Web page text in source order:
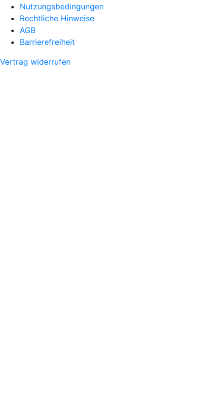
Nutzungsbedingungen
Rechtliche Hinweise
AGB
Barrierefreiheit
Vertrag widerrufen